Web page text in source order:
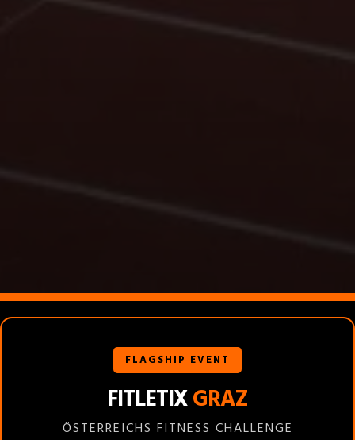
FLAGSHIP EVENT
FITLETIXGRAZ
ÖSTERREICHS FITNESS CHALLENGE